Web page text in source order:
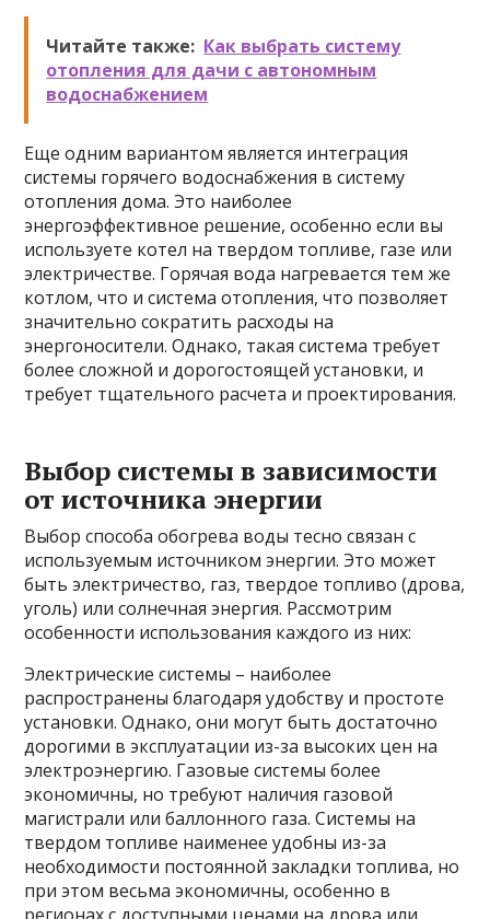
Читайте также: Как выбрать систему
отопления для дачи с автономным
водоснабжением
Еще одним вариантом является интеграция
системы горячего водоснабжения в систему
отопления дома. Это наиболее
энергоэффективное решение, особенно если вы
используете котел на твердом топливе, газе или
электричестве. Горячая вода нагревается тем же
котлом, что и система отопления, что позволяет
значительно сократить расходы на
энергоносители. Однако, такая система требует
более сложной и дорогостоящей установки, и
требует тщательного расчета и проектирования.
Выбор системы в зависимости
от источника энергии
Выбор способа обогрева воды тесно связан с
используемым источником энергии. Это может
быть электричество, газ, твердое топливо (дрова,
уголь) или солнечная энергия. Рассмотрим
особенности использования каждого из них:
Электрические системы – наиболее
распространены благодаря удобству и простоте
установки. Однако, они могут быть достаточно
дорогими в эксплуатации из-за высоких цен на
электроэнергию. Газовые системы более
экономичны, но требуют наличия газовой
магистрали или баллонного газа. Системы на
твердом топливе наименее удобны из-за
необходимости постоянной закладки топлива, но
при этом весьма экономичны, особенно в